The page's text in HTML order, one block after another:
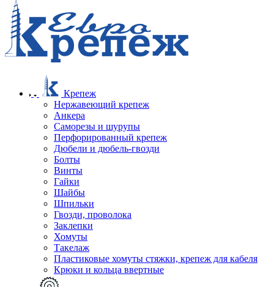
Крепеж
Нержавеющий крепеж
Анкера
Саморезы и шурупы
Перфорированный крепеж
Дюбели и дюбель-гвозди
Болты
Винты
Гайки
Шайбы
Шпильки
Гвозди, проволока
Заклепки
Хомуты
Такелаж
Пластиковые хомуты стяжки, крепеж для кабеля
Крюки и кольца ввертные